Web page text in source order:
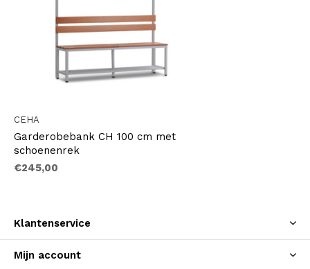
CEHA
Garderobebank CH 100 cm met
schoenenrek
€245,00
Klantenservice
Mijn account